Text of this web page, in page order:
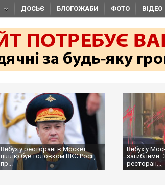
ДОСЬЄ БЛОГОЖАБИ ФОТО ВІДЕО
Вибух у ресторані в Москві:
ціллю був головком ВКС Росії,
пр...
Вибух у
загиблими:
ресторан...